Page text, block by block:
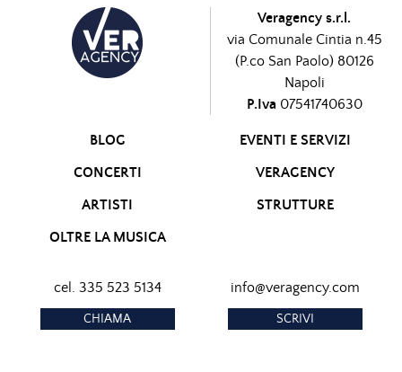
Veragency s.r.l.
via Comunale Cintia n.45
(P.co San Paolo) 80126
Napoli
P.Iva 07541740630
BLOG
CONCERTI
ARTISTI
OLTRE LA MUSICA
EVENTI E SERVIZI
VERAGENCY
STRUTTURE
cel. 335 523 5134
CHIAMA
info@veragency.com
SCRIVI